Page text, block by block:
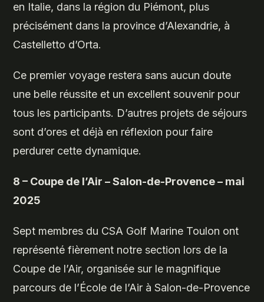
en Italie, dans la région du Piémont, plus
précisément dans la province d’Alexandrie, à
Castelletto d’Orta.
Ce premier voyage restera sans aucun doute
une belle réussite et un excellent souvenir pour
tous les participants. D’autres projets de séjours
sont d’ores et déjà en réflexion pour faire
perdurer cette dynamique.
8 – Coupe de l’Air – Salon-de-Provence – mai
2025
Sept membres du CSA Golf Marine Toulon ont
représenté fièrement notre section lors de la
Coupe de l’Air, organisée sur le magnifique
parcours de l’École de l’Air à Salon-de-Provence